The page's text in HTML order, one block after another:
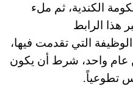
الكندية، ثم ملء
هذا الرابط
التي تقدمت فيها،
عام واحد، شرط أن يكون
تطوعياً.